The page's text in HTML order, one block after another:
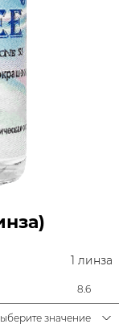
1 линза
8.6
значение